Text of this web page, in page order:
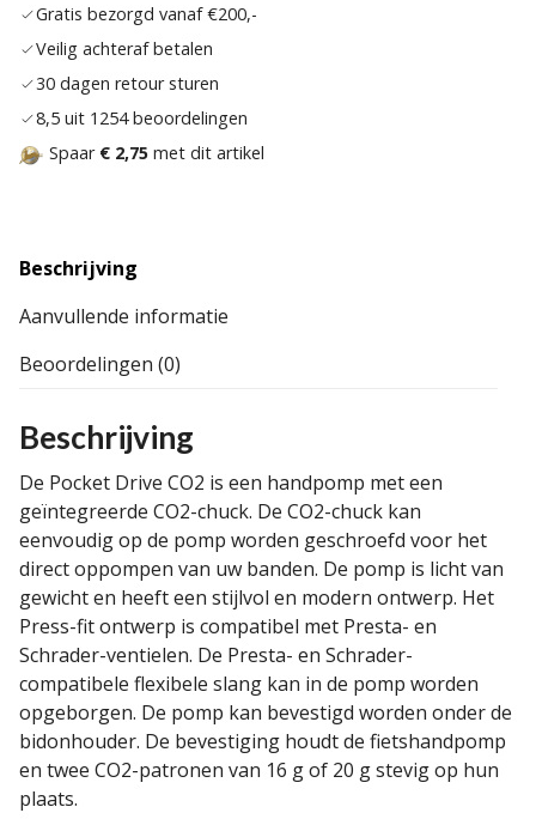
Gratis bezorgd vanaf €200,-
Veilig achteraf betalen
30 dagen retour sturen
8,5 uit 1254 beoordelingen
Spaar € 2,75 met dit artikel
Beschrijving
Aanvullende informatie
Beoordelingen (0)
Beschrijving
De Pocket Drive CO2 is een handpomp met een
geïntegreerde CO2-chuck. De CO2-chuck kan
eenvoudig op de pomp worden geschroefd voor het
direct oppompen van uw banden. De pomp is licht van
gewicht en heeft een stijlvol en modern ontwerp. Het
Press-fit ontwerp is compatibel met Presta- en
Schrader-ventielen. De Presta- en Schrader-
compatibele flexibele slang kan in de pomp worden
opgeborgen. De pomp kan bevestigd worden onder de
bidonhouder. De bevestiging houdt de fietshandpomp
en twee CO2-patronen van 16 g of 20 g stevig op hun
plaats.